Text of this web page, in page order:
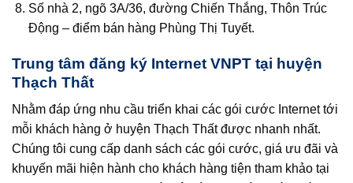
Số nhà 2, ngõ 3A/36, đường Chiến Thắng, Thôn Trúc
Động – điểm bán hàng Phùng Thị Tuyết.
Trung tâm đăng ký Internet VNPT tại huyện
Thạch Thất
Nhằm đáp ứng nhu cầu triển khai các gói cước Internet tới
mỗi khách hàng ở huyện Thạch Thất được nhanh nhất.
Chúng tôi cung cấp danh sách các gói cước, giá ưu đãi và
khuyến mãi hiện hành cho khách hàng tiện tham khảo tại